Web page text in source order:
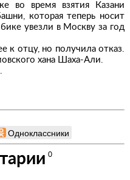
во время взятия Казани
которая теперь носит
увезли в Москву за год
к отцу, но получила отказ.
хана Шаха-Али.
Одноклассники
0